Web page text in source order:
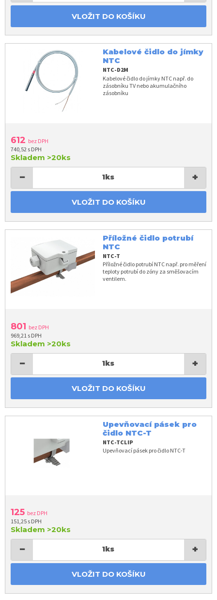
VLOŽIT DO KOŠÍKU
Kabelové čidlo do jímky
NTC
NTC-D2M
Kabelové čidlo do jímky NTC např. do
zásobníku TV nebo akumulačního
zásobníku
612 bez DPH
740,52 s DPH
Skladem >20ks
− 1ks +
VLOŽIT DO KOŠÍKU
Příložné čidlo potrubí
NTC
NTC-T
Příložné čidlo potrubí NTC např. pro měření
teploty potrubí do zóny za směšovacím
ventilem.
801 bez DPH
969,21 s DPH
Skladem >20ks
− 1ks +
VLOŽIT DO KOŠÍKU
Upevňovací pásek pro
čidlo NTC-T
NTC-TCLIP
Upevňovací pásek pro čidlo NTC-T
125 bez DPH
151,25 s DPH
Skladem >20ks
− 1ks +
VLOŽIT DO KOŠÍKU